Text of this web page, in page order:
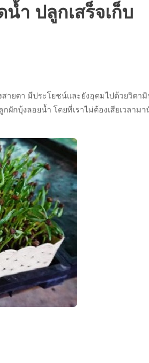
ำ ปลูกเสร็จเก็บ
สายตา มีประโยชน์และยังอุดมไปด้วยวิตา
กบุ้งลอยน้ำ โดยที่เราไม่ต้องเสียเวลามา